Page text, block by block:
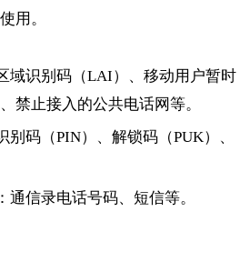
用。
域识别码（LAI）、移动用户暂时
禁止接入的公共电话网等。
别码（PIN）、解锁码（PUK）、
通信录电话号码、短信等。